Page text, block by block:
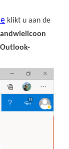
klikt u aan de